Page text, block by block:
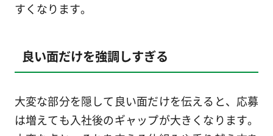
すくなります。
良い面だけを強調しすぎる
大変な部分を隠して良い面だけを伝えると、応募
は増えても入社後のギャップが大きくなります。